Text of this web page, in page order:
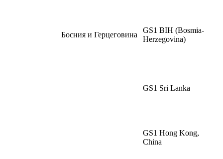
Босния и Герцеговина
GS1 BIH (Bosmia-
Herzegovina)
GS1 Sri Lanka
GS1 Hong Kong,
China